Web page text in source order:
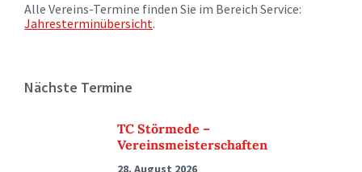
Alle Vereins-Termine finden Sie im Bereich Service:
Jahresterminübersicht.
Nächste Termine
TC Störmede –
Vereinsmeisterschaften
28. August 2026